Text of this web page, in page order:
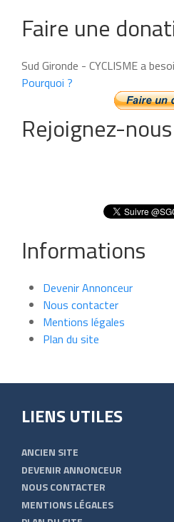
Faire une
Sud Gironde - CYCLISME a
Pourquoi ?
Rejoignez-
Informations
Devenir Annonceur
Nous contacter
Mentions légales
Plan du site
LIENS UTILES
ANCIEN SITE
DEVENIR ANNONCEUR
NOUS CONTACTER
MENTIONS LÉGALES